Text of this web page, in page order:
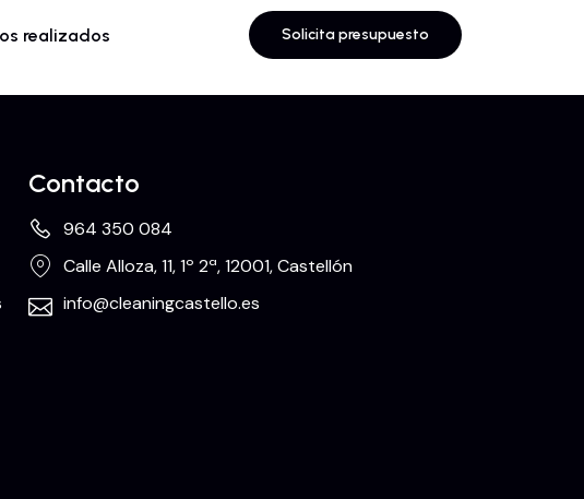
realizados Solicita presupuesto
Contacto
964 350 084
Calle Alloza, 11, 1º 2ª, 12001, Castellón
info@cleaningcastello.es